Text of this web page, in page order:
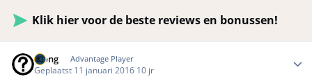
Klik hier voor de beste reviews en bonussen!
pjong Advantage Player
Geplaatst 11 januari 2016 10 jr